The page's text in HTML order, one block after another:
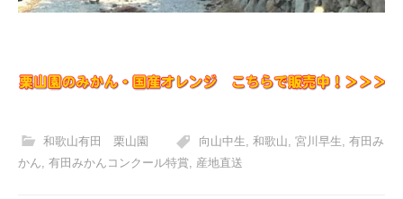
和歌山有田 栗山園 向山中生, 和歌山, 宮川早生, 有田み
かん 有田みかんコンクール特賞 産地直送